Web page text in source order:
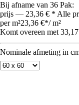
Bij afname van 36 Pak:
prijs — 23,36 € * Alle
per m²23,36 €*/ m²
Komt overeen met
Nominale afmeting in